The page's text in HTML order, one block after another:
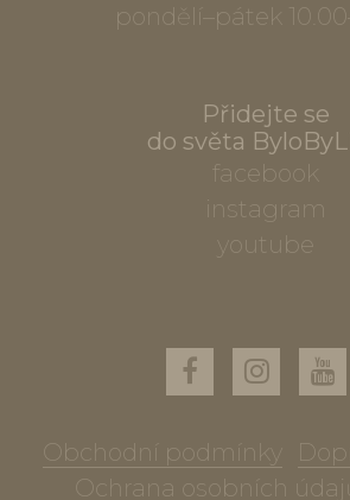
pondělí–pátek
Přidejte se
do světa
facebook
instagram
youtube
Obchodní podmínky
Ochrana osobních